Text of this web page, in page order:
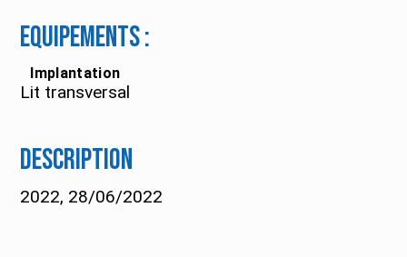
Equipements :
Implantation
Lit transversal
Description
2022, 28/06/2022